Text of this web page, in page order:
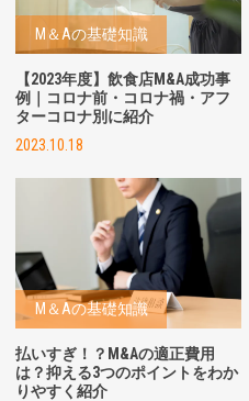
M＆Aの基礎知識
【2023年度】飲食店M&A成功事
例｜コロナ前・コロナ禍・アフ
ターコロナ別に紹介
2023.10.18
M＆Aの基礎知識
払いすぎ！？M&Aの適正費用
は？抑える3つのポイントをわか
りやすく紹介